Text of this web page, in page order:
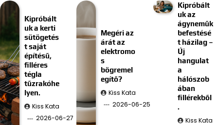
Kipróbált
uk a kerti
sütögetés
t saját
építésű,
filléres
tégla
tűzrakóhe
lyen.
Kiss Kata
2026-06-27
Megéri az
árát az
elektromo
s
bögremel
egítő?
Kiss Kata
2026-06-25
Kipróbált
uk az
ágyneműk
befestésé
t házilag –
Új
hangulat
a
hálószob
ában
fillérekből
.
Kiss Kata